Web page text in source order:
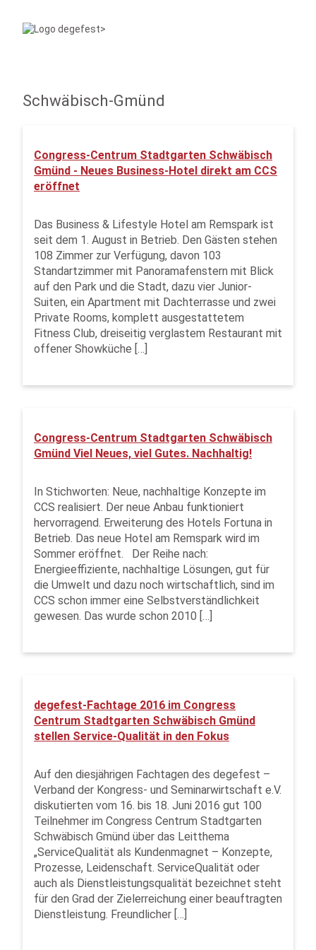
Schwäbisch-Gmünd
Congress-Centrum Stadtgarten Schwäbisch
Gmünd - Neues Business-Hotel direkt am CCS
eröffnet
Das Business & Lifestyle Hotel am Remspark ist
seit dem 1. August in Betrieb. Den Gästen stehen
108 Zimmer zur Verfügung, davon 103
Standartzimmer mit Panoramafenstern mit Blick
auf den Park und die Stadt, dazu vier Junior-
Suiten, ein Apartment mit Dachterrasse und zwei
Private Rooms, komplett ausgestattetem
Fitness Club, dreiseitig verglastem Restaurant mit
offener Showküche […]
Congress-Centrum Stadtgarten Schwäbisch
Gmünd Viel Neues, viel Gutes. Nachhaltig!
In Stichworten: Neue, nachhaltige Konzepte im
CCS realisiert. Der neue Anbau funktioniert
hervorragend. Erweiterung des Hotels Fortuna in
Betrieb. Das neue Hotel am Remspark wird im
Sommer eröffnet. Der Reihe nach:
Energieeffiziente, nachhaltige Lösungen, gut für
die Umwelt und dazu noch wirtschaftlich, sind im
CCS schon immer eine Selbstverständlichkeit
gewesen. Das wurde schon 2010 […]
degefest-Fachtage 2016 im Congress
Centrum Stadtgarten Schwäbisch Gmünd
stellen Service-Qualität in den Fokus
Auf den diesjährigen Fachtagen des degefest –
Verband der Kongress- und Seminarwirtschaft e.V.
diskutierten vom 16. bis 18. Juni 2016 gut 100
Teilnehmer im Congress Centrum Stadtgarten
Schwäbisch Gmünd über das Leitthema
„ServiceQualität als Kundenmagnet – Konzepte,
Prozesse, Leidenschaft. ServiceQualität oder
auch als Dienstleistungsqualität bezeichnet steht
für den Grad der Zielerreichung einer beauftragten
Dienstleistung. Freundlicher […]